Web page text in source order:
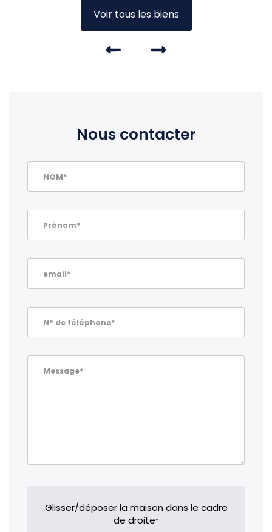
Voir tous les biens
Nous contacter
NOM*
Prénom*
email*
N° de téléphone*
Message*
Glisser/déposer la maison dans le cadre
de droite*